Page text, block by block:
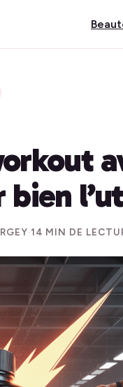
·14 MIN DE